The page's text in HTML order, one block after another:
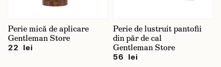
Perie mică de aplicare
Gentleman Store
22 lei
Perie de lustruit pantofii
din păr de cal
Gentleman Store
56 lei